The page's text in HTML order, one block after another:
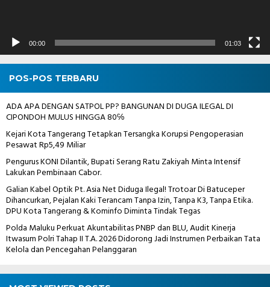
00:00 01:03
POS-POS TERBARU
ADA APA DENGAN SATPOL PP? BANGUNAN DI DUGA ILEGAL DI
CIPONDOH MULUS HINGGA 80℅
Kejari Kota Tangerang Tetapkan Tersangka Korupsi Pengoperasian
Pesawat Rp5,49 Miliar
Pengurus KONI Dilantik, Bupati Serang Ratu Zakiyah Minta Intensif
Lakukan Pembinaan Cabor.
Galian Kabel Optik Pt. Asia Net Diduga Ilegal! Trotoar Di Batuceper
Dihancurkan, Pejalan Kaki Terancam Tanpa Izin, Tanpa K3, Tanpa Etika.
DPU Kota Tangerang & Kominfo Diminta Tindak Tegas
Polda Maluku Perkuat Akuntabilitas PNBP dan BLU, Audit Kinerja
Itwasum Polri Tahap II T.A. 2026 Didorong Jadi Instrumen Perbaikan Tata
Kelola dan Pencegahan Pelanggaran